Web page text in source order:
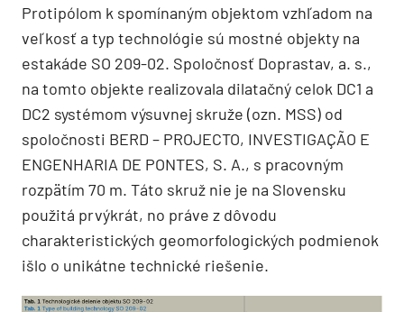
Protipólom k spomínaným objektom vzhľadom na
veľkosť a typ technológie sú mostné objekty na
estakáde SO 209-02. Spoločnosť Doprastav, a. s.,
na tomto objekte realizovala dilatačný celok DC1 a
DC2 systémom výsuvnej skruže (ozn. MSS) od
spoločnosti BERD – PROJECTO, INVESTIGAÇÃO E
ENGENHARIA DE PONTES, S. A., s pracovným
rozpätím 70 m. Táto skruž nie je na Slovensku
použitá prvýkrát, no práve z dôvodu
charakteristických geomorfologických podmienok
išlo o unikátne technické riešenie.